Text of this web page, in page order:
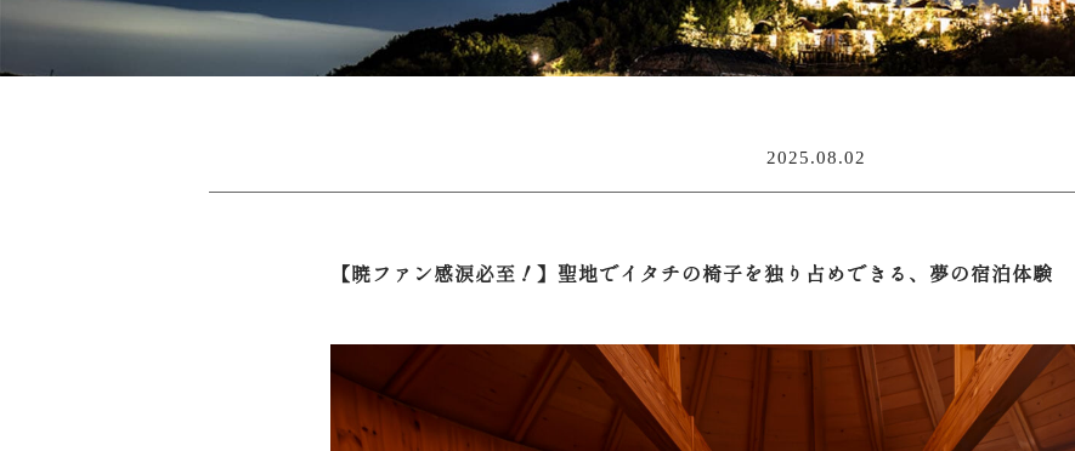
2025.08.02
【暁ファン感涙必至！】聖地でイタチの椅子を独り占めできる、夢の宿泊体験